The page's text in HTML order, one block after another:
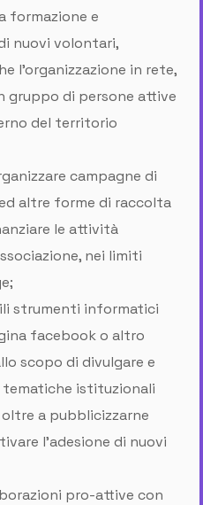
formazione e
nuovi volontari,
l’organizzazione in rete,
gruppo di persone attive
del territorio
campagne di
altre forme di raccolta
le attività
nei limiti
strumenti informatici
facebook o altro
scopo di divulgare e
tematiche istituzionali
oltre a pubblicizzarne
l’adesione di nuovi
pro-attive con